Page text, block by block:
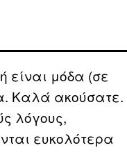
είναι μόδα (σε
Καλά ακούσατε.
λόγους,
ευκολότερα